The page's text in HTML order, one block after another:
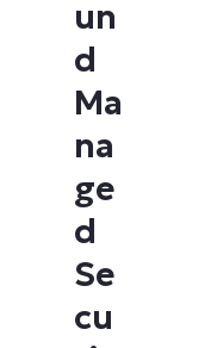
un
d
Ma
na
ge
d
Se
cu